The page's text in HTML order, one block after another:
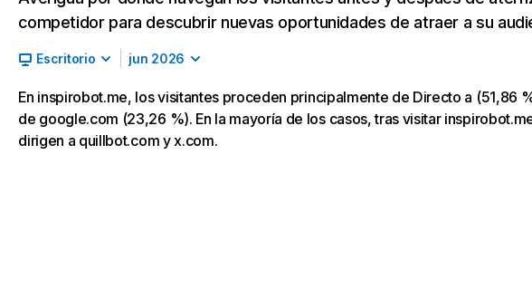
competidor para descubrir nuevas oportunidades de atraer a su
Escritorio jun 2026
En inspirobot.me, los visitantes proceden principalmente de Directo a (51,86
de google.com (23,26 %). En la mayoría de los casos, tras visitar
dirigen a quillbot.com y x.com.